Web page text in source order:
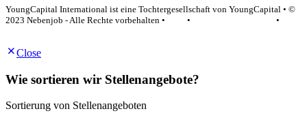
YoungCapital International ist eine Tochtergesellschaft von YoungCapital • ©
2023 Nebenjob - Alle Rechte vorbehalten •
•
•
Close
Wie sortieren wir Stellenangebote?
Sortierung von Stellenangeboten